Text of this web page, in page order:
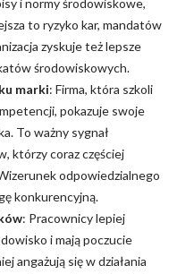
i normy środowiskowe,
to ryzyko kar, mandatów
zyskuje też lepsze
środowiskowych.
marki: Firma, która szkoli
pokazuje swoje
To ważny sygnał
którzy coraz częściej
odpowiedzialnego
konkurencyjną.
: Pracownicy lepiej
i mają poczucie
angażują się w działania